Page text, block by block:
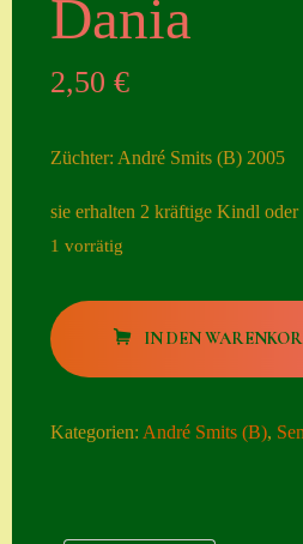
Dania
2,50€
Züchter: André Smits (B) 2005
sie erhalten 2 kräftige Kindl
1 vorrätig
Dania
Menge
IN DEN
Kategorien:André Smits (B),